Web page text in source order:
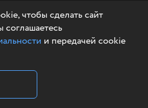
чтобы сделать сайт
соглашаетесь
и передачей cookie